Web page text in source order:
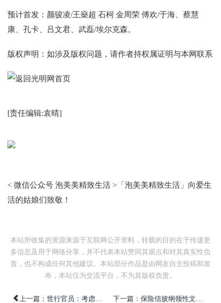
预计首发：颜骏凌/王燊超 石柯 金周荣 傅欢/于海、蔡慧
康、孔卡、吕文君、武磊/埃尔克森。
版权声明：如涉及版权问题，请作者持权属证明与本网联系
[责任编辑:袁晴]
< 微信公众号 泡美美精致生活 > 「泡美美精致生活」向爱生
活的姑娘们致敬！
本站所收集的资源来源于互联网公开资料，转载的目的在于传递更
多信息及用于网络分享，并不代表本站赞同其观点和对其真实性负
责，也不构成任何其他建议。本站部分作品是由网友自主投稿和发
布，本站仅为交流平台，不为其版权负责。
上一篇： 世行官员：考虑发行“流行病债券” 为受灾国买保险 下一篇： 保险信披纲领性文件拟修订 险资运用等在列其中